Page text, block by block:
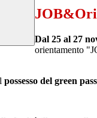
Dal 25 al 27
orientamento
possesso del green